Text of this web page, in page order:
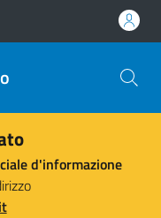
d'informazione